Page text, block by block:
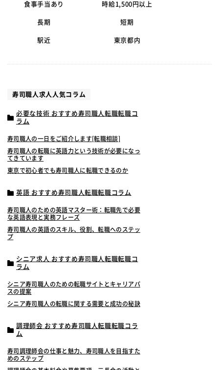
食事手当あり 時給1,500円以上
長期 短期
駅近 東京都内
寿司職人求人人気コラム
必要な技術 おすすめ寿司職人転職転職コ
ラム
寿司職人の一日をご紹介します[転職相談]
寿司職人の転職に英語力という技術が必要になっ
てきています
東京で初心者でも寿司職人に転職できるのか
英語 おすすめ寿司職人転職転職コラム
寿司職人のための英語マスター術：転職先で必要
な英語表現と実務フレーズ
寿司職人の英語のスキル、役割、転職へのステッ
プ
シニア求人 おすすめ寿司職人転職転職コ
ラム
シニア寿司職人のための転職サイトとキャリアパ
スの提案
シニア寿司職人の転職に関する需要と成功の秘訣
調理師会 おすすめ寿司職人転職転職コラ
ム
寿司調理師会の仕事と魅力、寿司職人を目指すた
めのステップ